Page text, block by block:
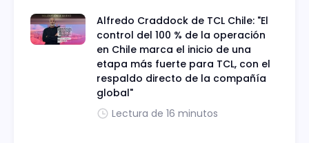
Alfredo Craddock de TCL Chile: "El
control del 100 % de la operación
en Chile marca el inicio de una
etapa más fuerte para TCL, con el
respaldo directo de la compañía
global"
Lectura de 16 minutos